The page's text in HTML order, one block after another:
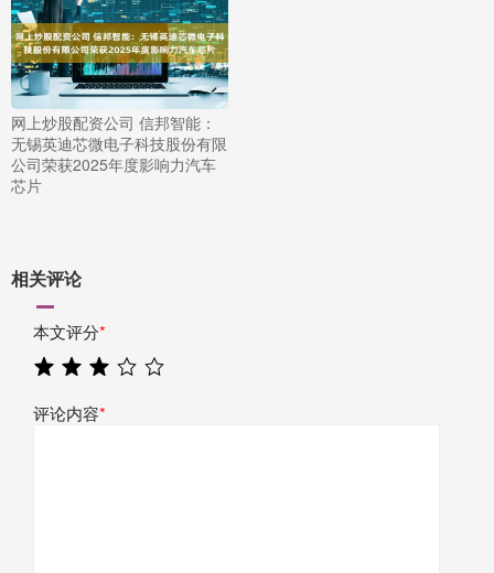
网上炒股配资公司 信邦智能：
无锡英迪芯微电子科技股份有限
公司荣获2025年度影响力汽车
芯片
相关评论
本文评分*
评论内容*